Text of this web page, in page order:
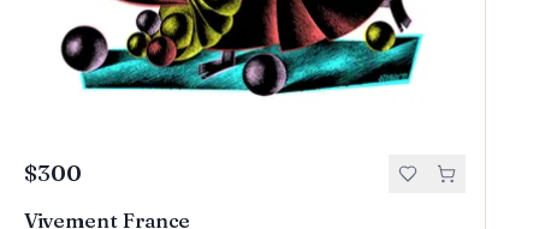
$300
Vivement France